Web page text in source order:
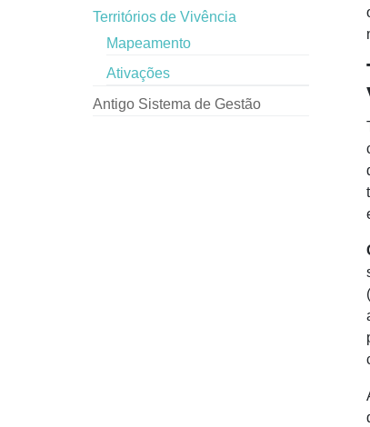
Territórios de Vivência
Mapeamento
Ativações
Antigo Sistema de Gestão